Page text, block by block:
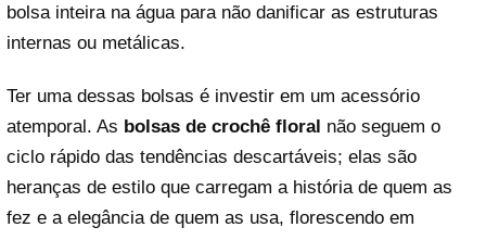
bolsa inteira na água para não danificar as estruturas
internas ou metálicas.
Ter uma dessas bolsas é investir em um acessório
atemporal. As bolsas de crochê floral não seguem o
ciclo rápido das tendências descartáveis; elas são
heranças de estilo que carregam a história de quem as
fez e a elegância de quem as usa, florescendo em